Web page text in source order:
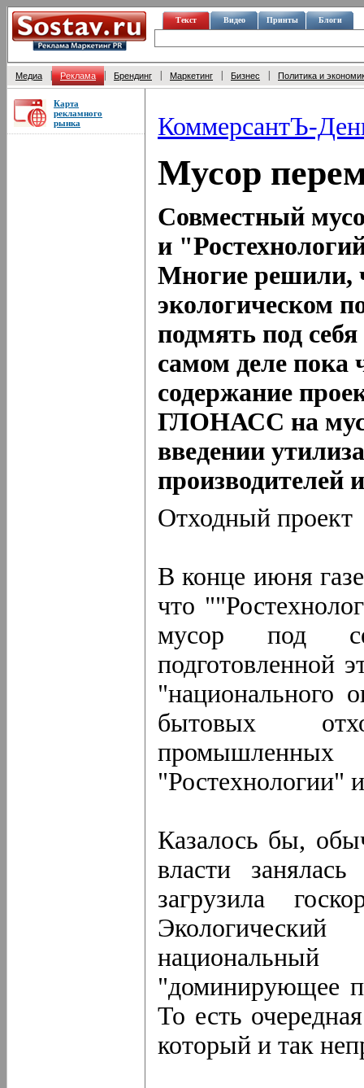
Текст Видео Принты Блоги
Медиа Реклама Брендинг Маркетинг Бизнес Политика и
Карта
рекламного
рынка
КоммерсантЪ-
Мусор
Совместный
и
Многие решили,
экологическом
подмять под
самом деле пока
содержание
ГЛОНАСС на
введении
производителей
Отходный проект
В конце июня
что
мусор под
подготовленной
"национального
бытовых
"Ростехнологии"
Казалось бы,
власти
загрузила
"доминирующее
То есть
который и так